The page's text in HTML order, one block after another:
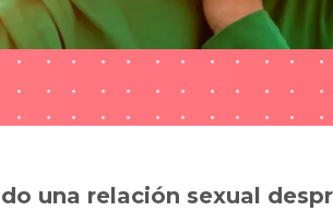
una relación sexual